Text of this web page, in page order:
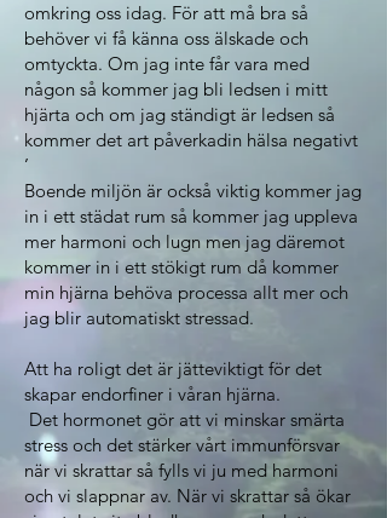
omkring oss idag. För att må bra så
behöver vi få känna oss älskade och
omtyckta. Om jag inte får vara med
någon så kommer jag bli ledsen i mitt
hjärta och om jag ständigt är ledsen så
kommer det art påverkadin hälsa negativt
’
Boende miljön är också viktig kommer jag
in i ett städat rum så kommer jag uppleva
mer harmoni och lugn men jag däremot
kommer in i ett stökigt rum då kommer
min hjärna behöva processa allt mer och
jag blir automatiskt stressad.
Att ha roligt det är jätteviktigt för det
skapar endorfiner i våran hjärna.
Det hormonet gör att vi minskar smärta
stress och det stärker vårt immunförsvar
när vi skrattar så fylls vi ju med harmoni
och vi slappnar av. När vi skrattar så ökar